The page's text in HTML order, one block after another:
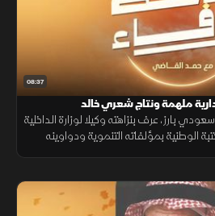
08:37
ملهمة ونتاج شعري خالد
بارز، عرف بنزاهته وكيلا لوزارة الداخلية
الوطنية بمؤلفاته التنموية ودواوينه